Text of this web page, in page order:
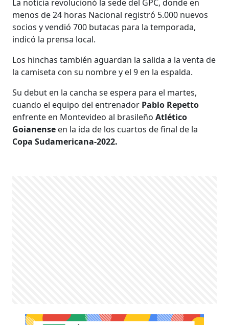
La noticia revolucionó la sede del GPC, donde en
menos de 24 horas Nacional registró 5.000 nuevos
socios y vendió 700 butacas para la temporada,
indicó la prensa local.
Los hinchas también aguardan la salida a la venta de
la camiseta con su nombre y el 9 en la espalda.
Su debut en la cancha se espera para el martes,
cuando el equipo del entrenador Pablo Repetto
enfrente en Montevideo al brasileñoAtlético
Goianense en la ida de los cuartos de final de la
Copa Sudamericana-2022.